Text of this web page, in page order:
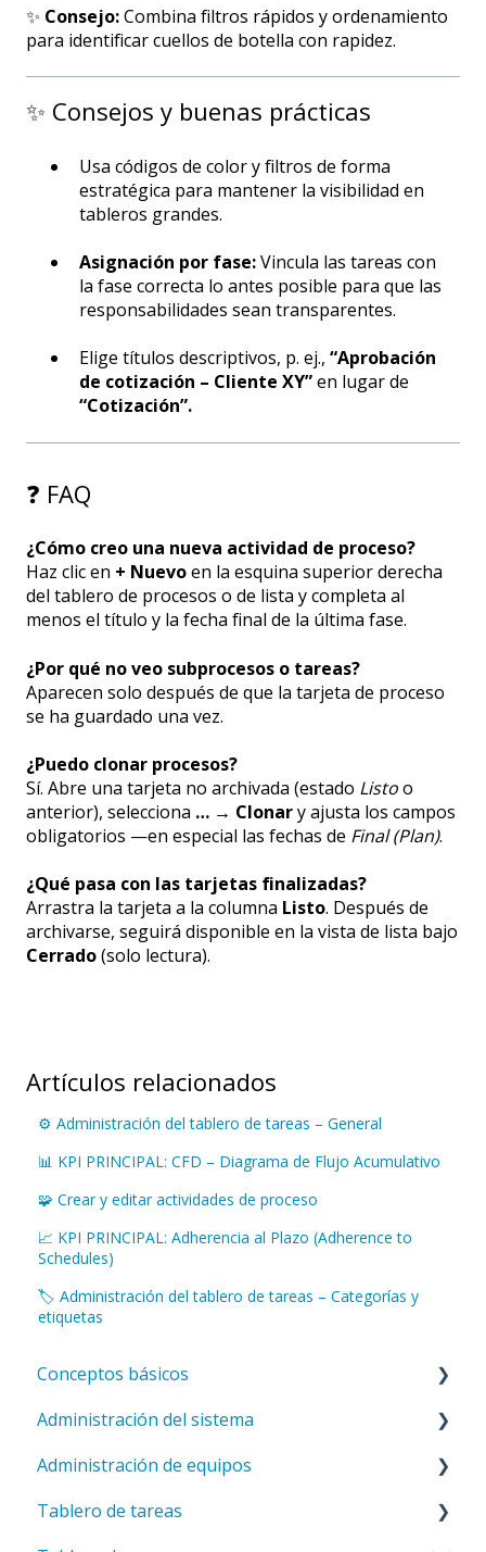
✨ Consejo:Combina filtros rápidos y ordenamiento
para identificar cuellos de botella con rapidez.
✨ Consejos y buenas prácticas
Usa códigos de color y filtros de forma
estratégica para mantener la visibilidad en
tableros grandes.
Asignación por fase:Vincula las tareas con
la fase correcta lo antes posible para que las
responsabilidades sean transparentes.
Elige títulos descriptivos, p. ej., “Aprobación
de cotización – Cliente XY”en lugar de
“Cotización”.
❓ FAQ
¿Cómo creo una nueva actividad de proceso?
Haz clic en + Nuevoen la esquina superior derecha
del tablero de procesos o de lista y completa al
menos el título y la fecha final de la última fase.
¿Por qué no veo subprocesos o tareas?
Aparecen solo después de que la tarjeta de proceso
se ha guardado una vez.
¿Puedo clonar procesos?
Sí. Abre una tarjeta no archivada (estado Listoo
anterior), selecciona … → Clonary ajusta los campos
obligatorios —en especial las fechas de Final (Plan).
¿Qué pasa con las tarjetas finalizadas?
Arrastra la tarjeta a la columna Listo. Después de
archivarse, seguirá disponible en la vista de lista bajo
Cerrado(solo lectura).
Artículos relacionados
⚙️ Administración del tablero de tareas – General
📊 KPI PRINCIPAL: CFD – Diagrama de Flujo Acumulativo
🧩 Crear y editar actividades de proceso
📈 KPI PRINCIPAL: Adherencia al Plazo (Adherence to
Schedules)
🏷️ Administración del tablero de tareas – Categorías y
etiquetas
Conceptos básicos
Introducción a ValueStreamer
Inicio y navegación
Términos y comprensión del sistema
Administración del sistema
Configuración del sistema
Modelos
Administración de equipos
Configuraciones generales del equipo
Tablero de tareas